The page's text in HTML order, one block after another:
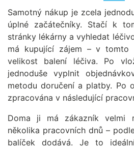
Samotný nákup je zcela
úplné začátečníky. Stačí k
stránky lékárny a vyhledat
má kupující zájem – v tomto
velikost balení léčiva. Po
jednoduše vyplnit
metodu doručení a platby. Po
zpracována v následující
Doma ji má zákazník
několika pracovních dnů –
balíček dodává. Je to